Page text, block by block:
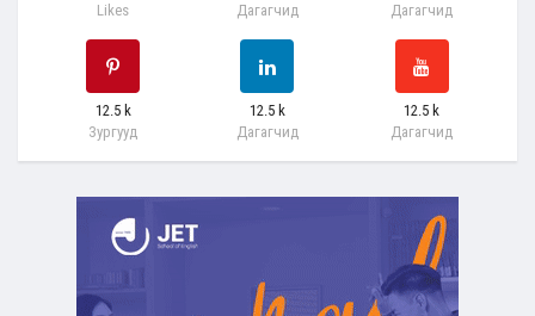
Likes
Дагагчид
Дагагчид
12.5 k
Зургууд
12.5 k
Дагагчид
12.5 k
Дагагчид